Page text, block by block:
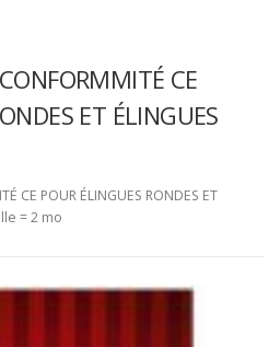
CE
ET ÉLINGUES
CE POUR ÉLINGUES RONDES ET
= 2 mo